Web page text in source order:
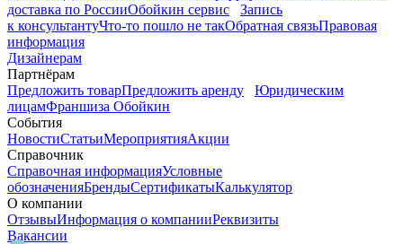
доставка по РоссииОбойкин сервис
Запись
к консультантуЧто-то пошло не такОбратная связьПравовая
информация
Дизайнерам
Партнёрам
Предложить товарПредложить аренду
Юридическим
лицамФраншиза Обойкин
События
НовостиСтатьиМероприятияАкции
Справочник
Справочная информацияУсловные
обозначенияБрендыСертификатыКалькулятор
О компании
ОтзывыИнформация о компанииРеквизиты
Вакансии